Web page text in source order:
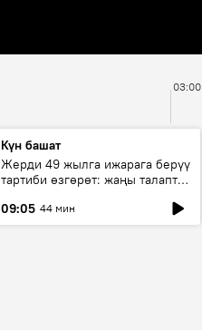
03:00
Күн башат
Жерди 49 жылга ижарага берүү
тартиби өзгөрөт: жаңы талаптар
09:05 44 мин